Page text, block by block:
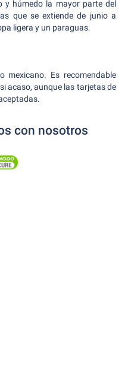
y húmedo la mayor parte del
que se extiende de junio a
ligera y un paraguas.
mexicano. Es recomendable
acaso, aunque las tarjetas de
con nosotros